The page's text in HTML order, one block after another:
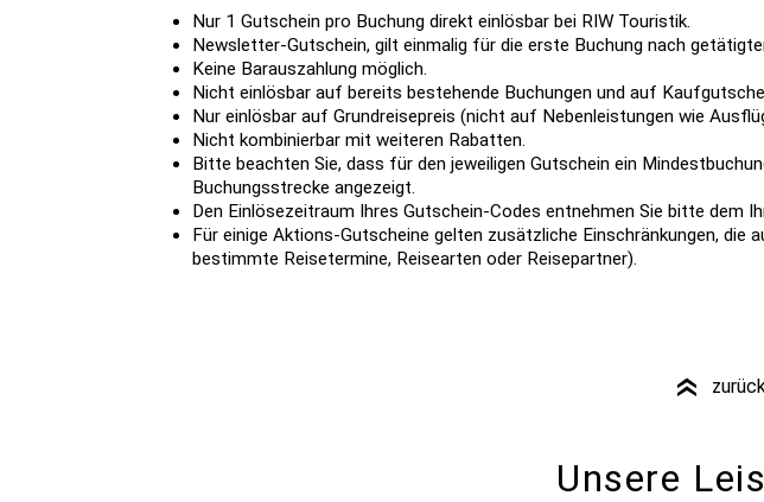
Nur 1 Gutschein pro Buchung direkt einlösbar bei RIW Touristik.
Newsletter-Gutschein, gilt einmalig für die erste Buchung nach
Keine Barauszahlung möglich.
Nicht einlösbar auf bereits bestehende Buchungen und auf
Nur einlösbar auf Grundreisepreis (nicht auf Nebenleistungen wie
Nicht kombinierbar mit weiteren Rabatten.
Bitte beachten Sie, dass für den jeweiligen Gutschein ein
Buchungsstrecke angezeigt.
Den Einlösezeitraum Ihres Gutschein-Codes entnehmen Sie bitte dem
Für einige Aktions-Gutscheine gelten zusätzliche Einschränkungen,
bestimmte Reisetermine, Reisearten oder Reisepartner).
»
Unsere